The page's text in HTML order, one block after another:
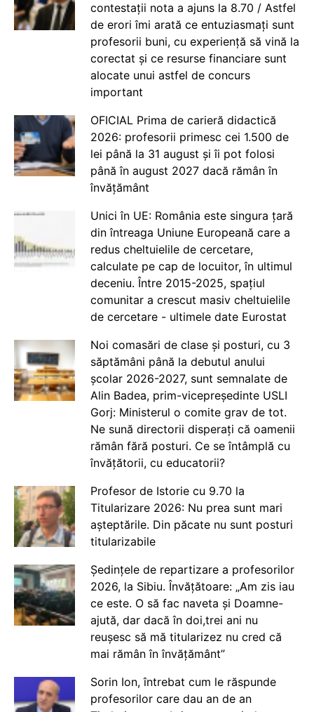
contestații nota a ajuns la 8.70 / Astfel
de erori îmi arată ce entuziasmați sunt
profesorii buni, cu experiență să vină la
corectat și ce resurse financiare sunt
alocate unui astfel de concurs
important
OFICIAL Prima de carieră didactică
2026: profesorii primesc cei 1.500 de
lei până la 31 august și îi pot folosi
până în august 2027 dacă rămân în
învățământ
Unici în UE: România este singura țară
din întreaga Uniune Europeană care a
redus cheltuielile de cercetare,
calculate pe cap de locuitor, în ultimul
deceniu. Între 2015-2025, spațiul
comunitar a crescut masiv cheltuielile
de cercetare - ultimele date Eurostat
Noi comasări de clase și posturi, cu 3
săptămâni până la debutul anului
școlar 2026-2027, sunt semnalate de
Alin Badea, prim-vicepreședinte USLI
Gorj: Ministerul o comite grav de tot.
Ne sună directorii disperați că oamenii
rămân fără posturi. Ce se întâmplă cu
învățătorii, cu educatorii?
Profesor de Istorie cu 9.70 la
Titularizare 2026: Nu prea sunt mari
așteptările. Din păcate nu sunt posturi
titularizabile
Ședințele de repartizare a profesorilor
2026, la Sibiu. Învățătoare: „Am zis iau
ce este. O să fac naveta și Doamne-
ajută, dar dacă în doi,trei ani nu
reușesc să mă titularizez nu cred că
mai rămân în învățământ”
Sorin Ion, întrebat cum le răspunde
profesorilor care dau an de an